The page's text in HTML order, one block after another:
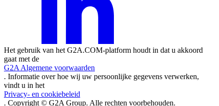
Het gebruik van het G2A.COM-platform houdt in dat u akkoord
gaat met de
G2A Algemene voorwaarden
. Informatie over hoe wij uw persoonlijke gegevens verwerken,
vindt u in het
Privacy- en cookiebeleid
. Copyright © G2A Group. Alle rechten voorbehouden.